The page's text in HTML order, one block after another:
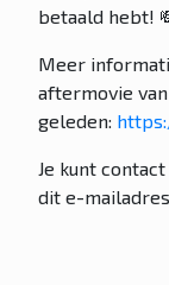
betaald hebt!
Meer
aftermovie
geleden:
Je kunt
dit e-